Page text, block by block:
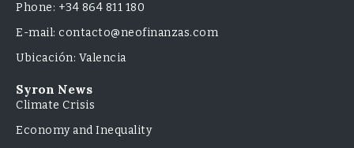
Phone: +34 864 811 180
E-mail: contacto@neofinanzas.com
Ubicación: Valencia
Syron News
Climate Crisis
Economy and Inequality